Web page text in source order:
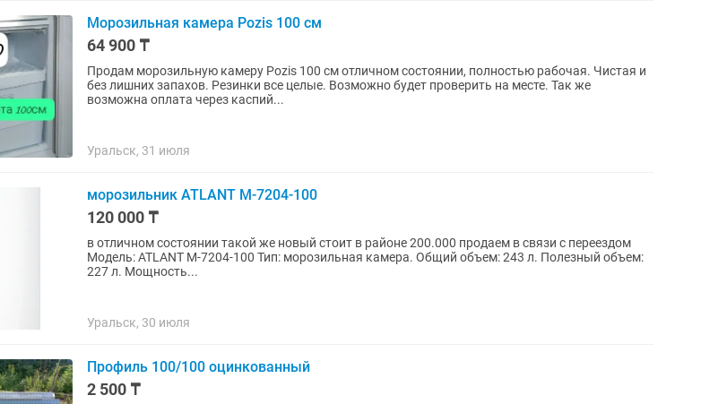
Морозильная камера Pozis 100 см
64 900 ₸
Продам морозильную камеру Pozis 100 см отличном состоянии, полностью рабочая. Чистая и
без лишних запахов. Резинки все целые. Возможно будет проверить на месте. Так же
возможна оплата через каспий...
Уральск, 31 июля
морозильник ATLANT М-7204-100
120 000 ₸
в отличном состоянии такой же новый стоит в районе 200.000 продаем в связи с переездом
Модель: ATLANT М-7204-100 Тип: морозильная камера. Общий объем: 243 л. Полезный объем:
227 л. Мощность...
Уральск, 30 июля
Профиль 100/100 оцинкованный
2 500 ₸